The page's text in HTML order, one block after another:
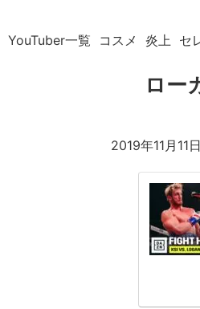
YouTuber一覧 コスメ 炎上 セ
ロー
2019年11月11